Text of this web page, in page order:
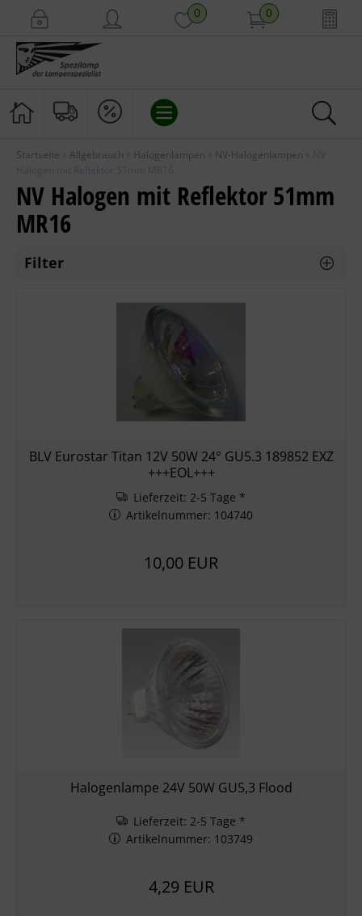
0 0
ALLGEBRAUCH
LEUCHTEN & MEHR
Startseite Allgebrauch Halogenlampen NV-Halogenlampen
NV Halogen mit Reflektor 51mm
MR16
Filter
BLV Eurostar Titan 12V 50W 24° GU5.3 189852 EXZ
+++EOL+++
Lieferzeit: 2-5 Tage *
Artikelnummer: 104740
10,00 EUR
Halogenlampe 24V 50W GU5,3 Flood
Lieferzeit: 2-5 Tage *
Artikelnummer: 103749
4,29 EUR